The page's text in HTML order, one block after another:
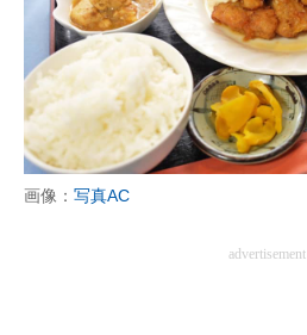
建設×テクノロジーの最前線
ちょっと気になるネットの話題
画像： 写真AC
advertisement